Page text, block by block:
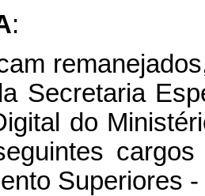
:
Secretaria
do
Superiores